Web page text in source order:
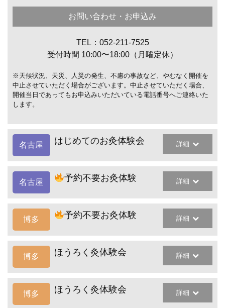
お問い合わせ・お申込み
TEL：052-211-7525
受付時間 10:00〜18:00（月曜定休）
※天候状況、天災、人災の発生、不慮の事故など、やむなく開催を
中止させていただく場合がございます。中止させていただく場合、
開催当日であってもお申込みいただいている電話番号へご連絡いた
します。
名古屋 はじめてのお灸体験会 詳細
名古屋 予約不要お灸体験 詳細
博多 予約不要お灸体験 詳細
博多 ほうろく灸体験会 詳細
博多 ほうろく灸体験会 詳細